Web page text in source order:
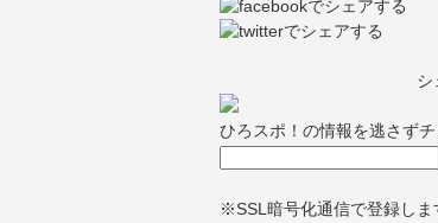
シ
ひろスポ！の情報を逃さずチ
※SSL暗号化通信で登録しま